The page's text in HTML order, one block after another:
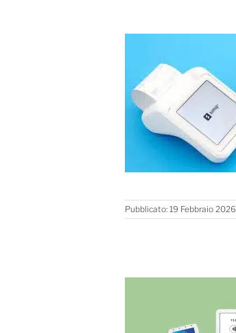
Pubblicato: 19 Febbraio 2026